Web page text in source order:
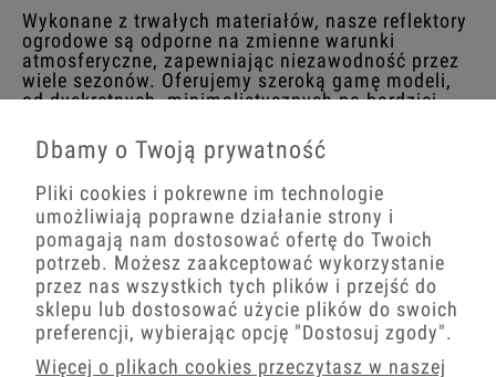
Wykonane z trwałych materiałów, nasze reflektory
ogrodowe są odporne na zmienne warunki
atmosferyczne, zapewniając niezawodność przez
wiele sezonów. Oferujemy szeroką gamę modeli,
od dyskretnych, minimalistycznych po bardziej
punktem Twojej przestrzeni zewnętrznej.
Reflektory ogrodowe LED - łatwość
Montażu i Użytkowania
Nasze reflektory ogrodowe są łatwe w instalacji
(szpikulec wbija się w ziemię) i mogą być
przestawiane w zależności od potrzeb, co pozwala
na łatwe dostosowanie oświetlenia do
zmieniającego się krajobrazu ogrodu. Są to
Dbamy o Twoją prywatność
Pliki cookies i pokrewne im technologie
umożliwiają poprawne działanie strony i
pomagają nam dostosować ofertę do Twoich
potrzeb. Możesz zaakceptować wykorzystanie
przez nas wszystkich tych plików i przejść do
sklepu lub dostosować użycie plików do swoich
preferencji, wybierając opcję "Dostosuj zgody".
Więcej o plikach cookies przeczytasz w naszej